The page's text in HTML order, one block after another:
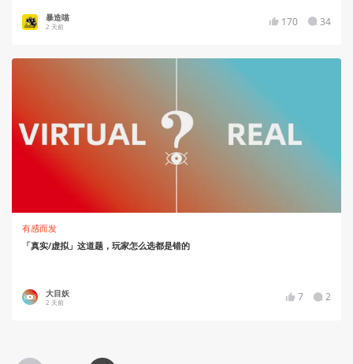
暴造喵
2 天前 170 34
有感而发
「真实/虚拟」这道题，玩家怎么选都是错的
大目妖
2 天前 7 2